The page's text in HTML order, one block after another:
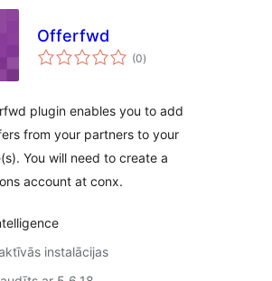
Offerfwd
(0vērtējumu
kopsumma
)
plugin enables you to add
from your partners to your
You will need to create a
account at conx.
instalācijas